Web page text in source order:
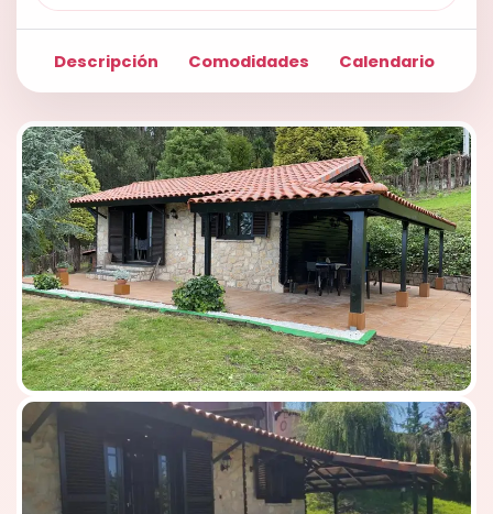
Descripción Comodidades Calendario